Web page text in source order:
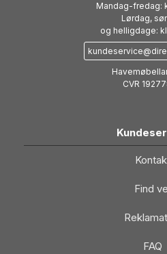
Mandag-fredag:
Lørdag,
og helligdage:
CVR
Find
FAQ